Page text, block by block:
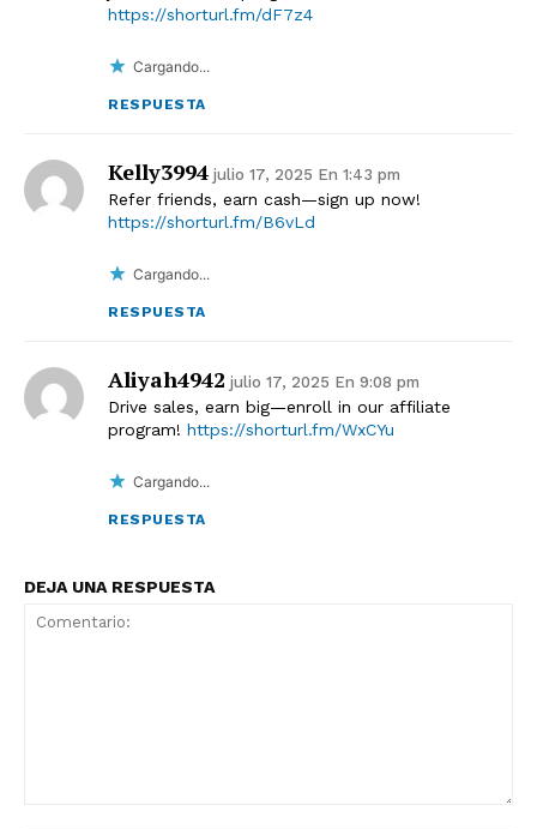
https://shorturl.fm/dF7z4
Cargando...
RESPUESTA
Kelly3994 julio 17, 2025 En 1:43 pm
Refer friends, earn cash—sign up now!
https://shorturl.fm/B6vLd
Cargando...
RESPUESTA
Aliyah4942 julio 17, 2025 En 9:08 pm
Drive sales, earn big—enroll in our affiliate
program! https://shorturl.fm/WxCYu
Cargando...
RESPUESTA
DEJA UNA RESPUESTA